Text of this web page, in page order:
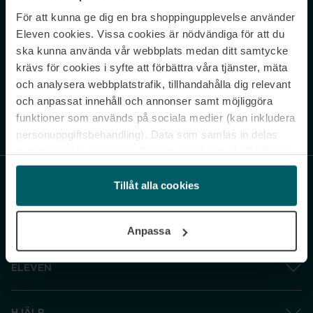
För att kunna ge dig en bra shoppingupplevelse använder
Eleven cookies. Vissa cookies är nödvändiga för att du
ska kunna använda vår webbplats medan ditt samtycke
krävs för cookies i syfte att förbättra våra tjänster, mäta
och analysera webbplatstrafik, tillhandahålla dig relevant
och anpassat innehåll och annonser samt möjliggöra
funktioner som används på sociala medier (kan inkludera
personuppgiftsbehandling). Data som samlas in delas
och gå vidare” accepterar du samtliga cookies medan du
under ”Inställningar” kan anpassa användningen av
cookies. Du kan återkalla ditt samtycke när som helst.
Tillåt alla cookies
Anpassa
Never miss a beat.
Sign up to our newsletter.
Genom att prenumerera accepterar du vår Integritetspolicy. Avprenumerera
ELEVEN